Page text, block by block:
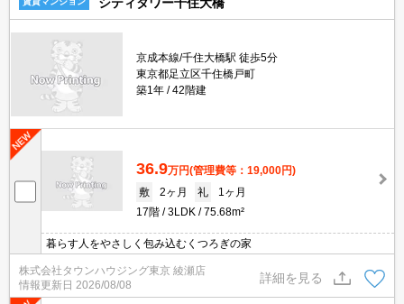
京成本線/千住大橋駅 徒歩5分
東京都足立区千住橋戸町
築1年
42階建
36.9万円(管理費等：19,000円)
敷
2ヶ月 礼
1ヶ月
17階
3LDK 75.68m²
暮らす人をやさしく包み込むくつろぎの家
株式会社タウンハウジング東京 綾瀬店
情報更新日 2026/08/08
詳細を見る